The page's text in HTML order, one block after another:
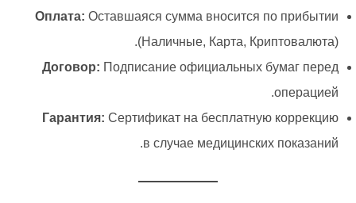
Оплата: Оставшаяся сумма вносится по прибытии
(Наличные, Карта, Криптовалюта).
Договор: Подписание официальных бумаг перед
операцией.
Гарантия: Сертификат на бесплатную коррекцию
в случае медицинских показаний.